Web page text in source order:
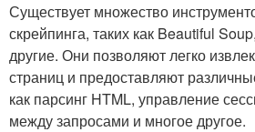
Существует множество
скрейпинга, таких как Beautiful
другие. Они позволяют легко
страниц и предоставляют
как парсинг HTML, управление
между запросами и многое другое.